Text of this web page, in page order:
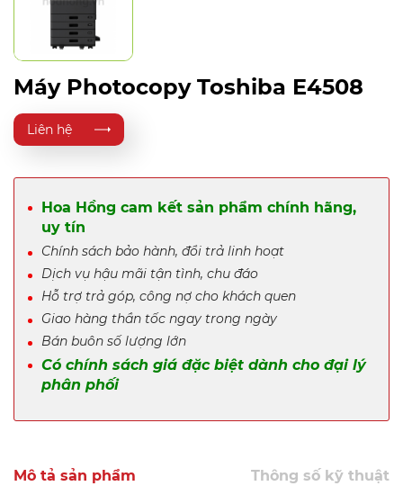
Máy Photocopy Toshiba E4508
Liên hệ
Hoa Hồng cam kết sản phẩm chính hãng,
uy tín
Chính sách bảo hành, đổi trả linh hoạt
Dịch vụ hậu mãi tận tình, chu đáo
Hỗ trợ trả góp, công nợ cho khách quen
Giao hàng thần tốc ngay trong ngày
Bán buôn số lượng lớn
Có chính sách giá đặc biệt dành cho đại lý
phân phối
Mô tả sản phẩm Thông số kỹ thuật